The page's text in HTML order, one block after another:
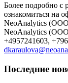
Более подробно с
ознакомиться на
NeoAnalytics (ООО
NeoAnalytics (ООО
+4957241603,
Последние